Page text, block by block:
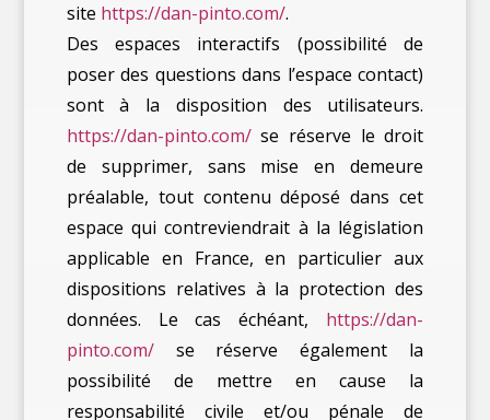
site https://dan-pinto.com/.
Des espaces interactifs (possibilité de
poser des questions dans l’espace contact)
sont à la disposition des utilisateurs.
https://dan-pinto.com/se réserve le droit
de supprimer, sans mise en demeure
préalable, tout contenu déposé dans cet
espace qui contreviendrait à la législation
applicable en France, en particulier aux
dispositions relatives à la protection des
données. Le cas échéant, https://dan-
pinto.com/se réserve également la
possibilité de mettre en cause la
responsabilité civile et/ou pénale de